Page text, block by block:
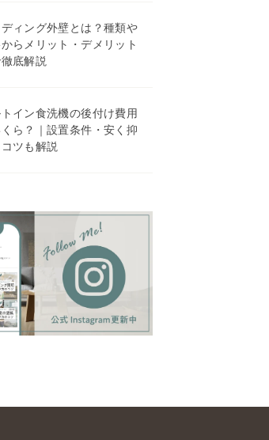
ィング外壁とは？種類や
らメリット・デメリット
徹底解説
トイン食洗機の後付け費用
ら？｜設置条件・安く抑
ツも解説